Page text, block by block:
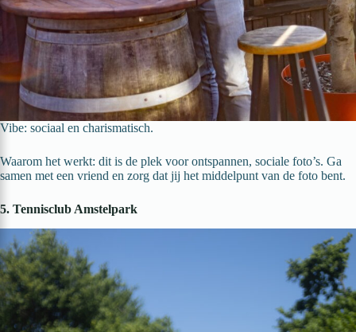
Vibe: sociaal en charismatisch.
Waarom het werkt: dit is de plek voor ontspannen, sociale foto’s. Ga
samen met een vriend en zorg dat jij het middelpunt van de foto bent.
5. Tennisclub Amstelpark